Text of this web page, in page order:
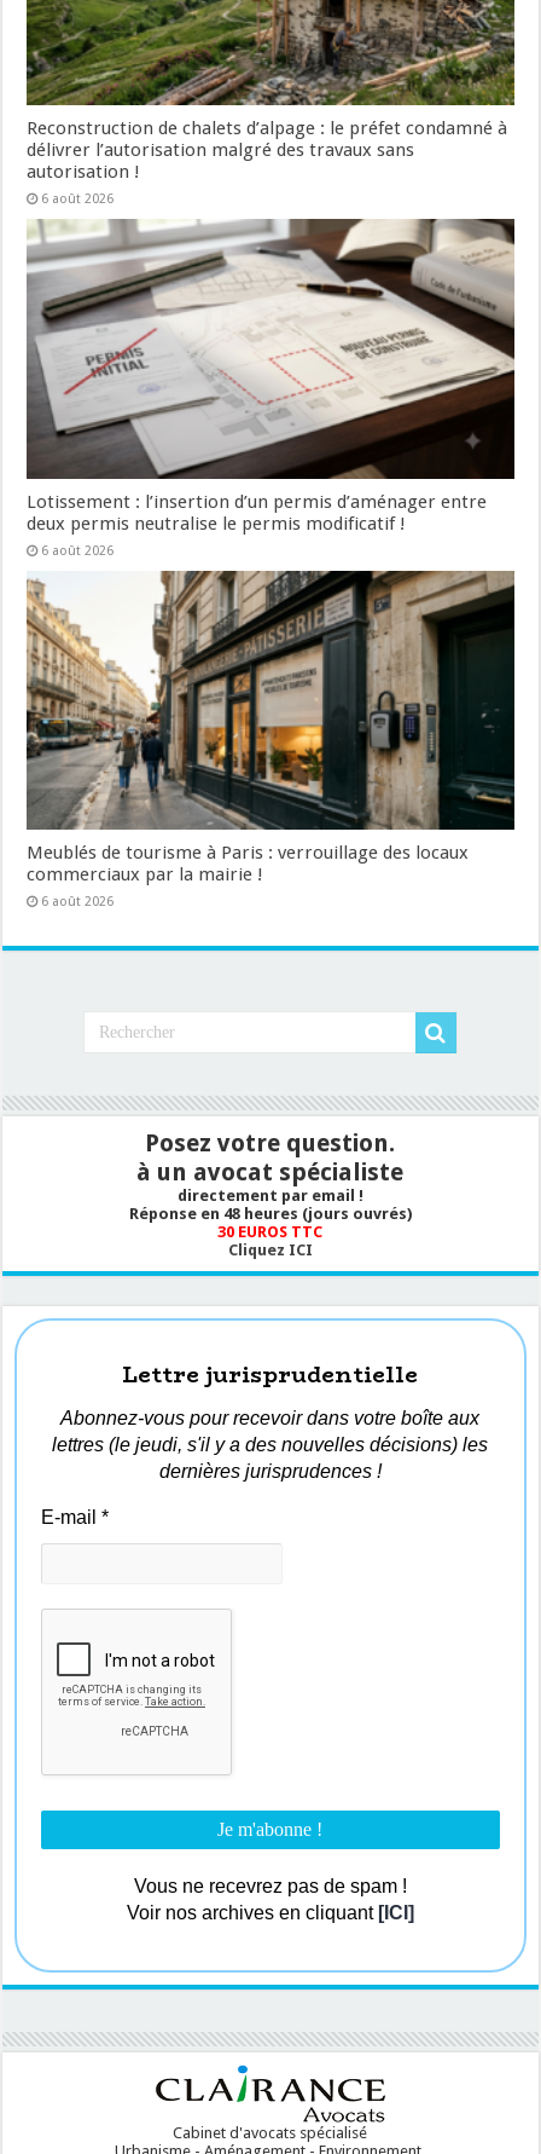
Reconstruction de chalets d’alpage : le préfet condamné à
délivrer l’autorisation malgré des travaux sans
autorisation !
6 août 2026
Lotissement : l’insertion d’un permis d’aménager entre
deux permis neutralise le permis modificatif !
6 août 2026
Meublés de tourisme à Paris : verrouillage des locaux
commerciaux par la mairie !
6 août 2026
Posez votre question.
à un avocat spécialiste
directement par email !
Réponse en 48 heures (jours ouvrés)
30 EUROS TTC
Cliquez ICI
Lettre jurisprudentielle
Abonnez-vous pour recevoir dans votre boîte aux
lettres (le jeudi, s'il y a des nouvelles décisions) les
dernières jurisprudences !
E-mail*
Vous ne recevrez pas de spam !
Voir nos archives en cliquant [ICI]
Cabinet d'avocats spécialisé